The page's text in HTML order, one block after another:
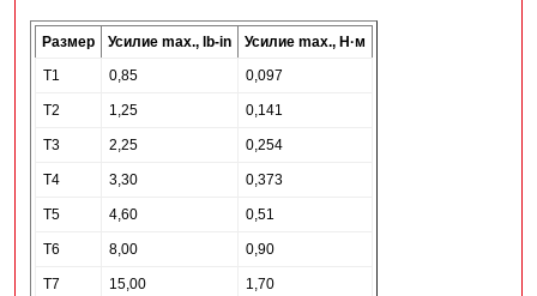
Размер Усилие max., lb-in
Усилие max., Н·м
T1
0,85 0,097
T2 1,25 0,141
T3 2,25 0,254
T4 3,30 0,373
T5 4,60 0,51
T6 8,00 0,90
T7 15,00 1,70